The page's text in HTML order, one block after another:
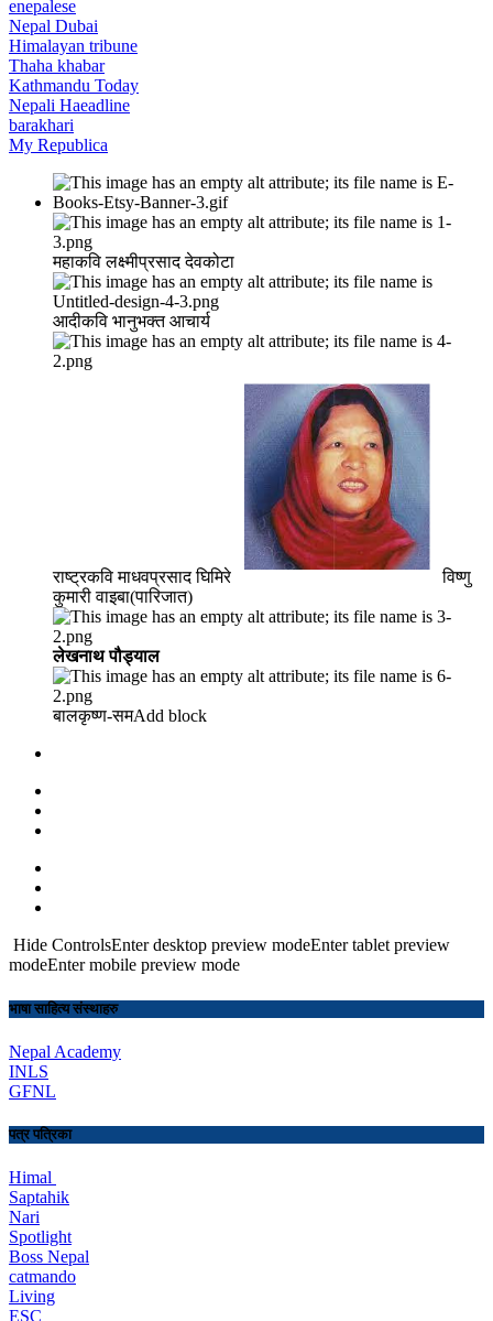
enepalese
Nepal Dubai
Himalayan tribune
Thaha khabar
Kathmandu Today
Nepali Haeadline
barakhari
My Republica
महाकवि लक्ष्मीप्रसाद देवकोटा
आदीकवि भानुभक्त आचार्य
राष्ट्रकवि माधवप्रसाद घिमिरे
विष्णु
कुमारी वाइबा(पारिजात)
लेखनाथ पौड्याल
बालकृष्ण-सम Add block
Hide ControlsEnter desktop preview modeEnter tablet preview
modeEnter mobile preview mode
भाषा साहित्य संस्थाहरु
Nepal Academy
INLS
GFNL
पत्र पत्रिका
Himal
Saptahik
Nari
Spotlight
Boss Nepal
catmando
Living
ESC